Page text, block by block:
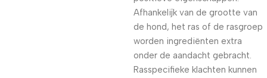
Afhankelijk van de grootte van
de hond, het ras of de rasgroep
worden ingrediënten extra
onder de aandacht gebracht.
Rasspecifieke klachten kunnen